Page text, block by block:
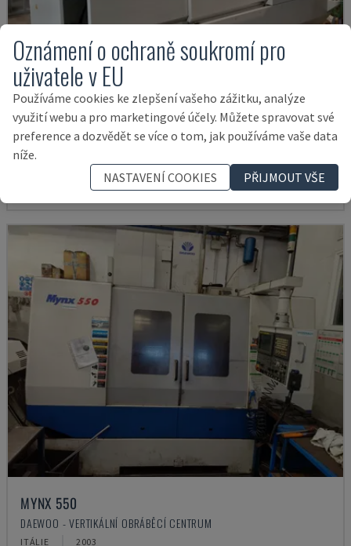
U5-1530
SPINNER - VERTIKÁLNÍ OBRÁBĚCÍ CENTRUM
NĚMECKO
145.000 €
MYNX 550
DAEWOO - VERTIKÁLNÍ OBRÁBĚCÍ CENTRUM
ITÁLIE 2003
Oznámení o ochraně soukromí pro
uživatele v EU
Používáme cookies ke zlepšení vašeho zážitku, analýze
využití webu a pro marketingové účely. Můžete spravovat své
preference a dozvědět se více o tom, jak používáme vaše data
níže.
NASTAVENÍ COOKIES
PŘIJMOUT VŠE